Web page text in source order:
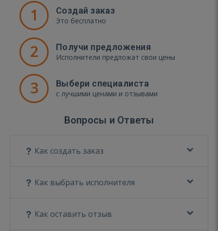
1 Создай заказ
Это бесплатно
2 Получи предложения
Исполнители предложат свои цены
3 Выбери специалиста
с лучшими ценами и отзывами
Вопросы и Ответы
Как создать заказ
Как выбрать исполнителя
Как оставить отзыв